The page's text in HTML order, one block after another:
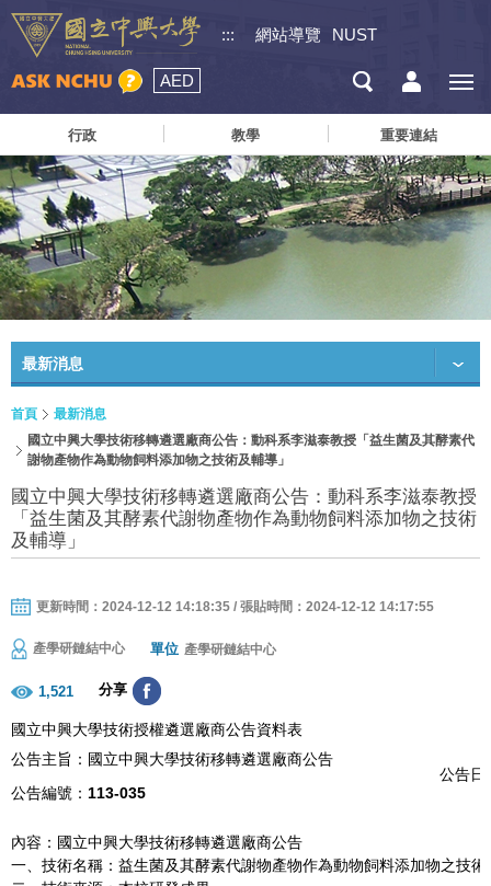
::: 網站導覽 NUST
AED
行政 教學 重要連結
最新消息
首頁
最新消息
國立中興大學技術移轉遴選廠商公告：動科系李滋泰教授「益生菌及其酵素代
謝物產物作為動物飼料添加物之技術及輔導」
國立中興大學技術移轉遴選廠商公告：動科系李滋泰教授
「益生菌及其酵素代謝物產物作為動物飼料添加物之技術
及輔導」
更新時間：2024-12-12 14:18:35 / 張貼時間：2024-12-12 14:17:55
產學研鏈結中心 單位 產學研鏈結中心
1,521 分享
國立中興大學技術授權遴選廠商公告資料表
公告主旨：國立中興大學技術移轉遴選廠商公告
公告日
公告編號： 113-035
內容：國立中興大學技術移轉遴選廠商公告
一、技術名稱：益生菌及其酵素代謝物產物作為動物飼料添加物之技術